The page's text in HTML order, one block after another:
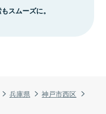
兵庫県
神戸市西区
スムーズに。